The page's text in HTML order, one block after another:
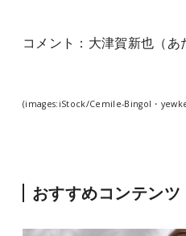
コメント：大津賀新也（あ
(images:iStock/Cemile-Bingol・
おすすめコンテンツ